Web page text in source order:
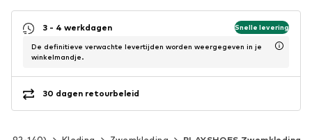
3 - 4 werkdagen Snelle levering
De definitieve verwachte levertijden worden weergegeven in je
winkelmandje.
30 dagen retourbeleid